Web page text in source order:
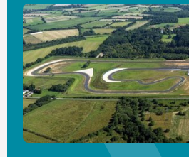
virages variés, met à l’épreuve
adrénaline. Saligne droite de
toute la puissance de laMercedes.
et épingles serrées, chaque
intenses dans un cadre